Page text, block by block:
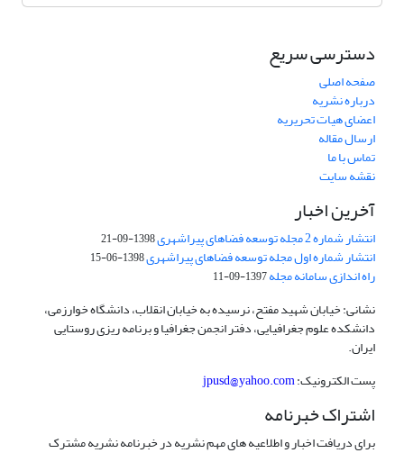
دسترسی سریع
صفحه اصلی
درباره نشریه
اعضای هیات تحریریه
ارسال مقاله
تماس با ما
نقشه سایت
آخرین اخبار
انتشار شماره 2 مجله توسعه فضاهای پیراشهری 1398-09-21
انتشار شماره اول مجله توسعه فضاهای پیراشهری1398-06-15
راه اندازی سامانه مجله1397-09-11
نشانی: خیابان شهید مفتح، نرسیده به خیابان انقلاب، دانشگاه خوارزمی،
دانشکده علوم جغرافیایی، دفتر انجمن جغرافیا و برنامه ریزی روستایی
ایران.
پست الکترونیک:jpusd@yahoo.com
اشتراک خبرنامه
برای دریافت اخبار و اطلاعیه های مهم نشریه در خبرنامه نشریه مشترک